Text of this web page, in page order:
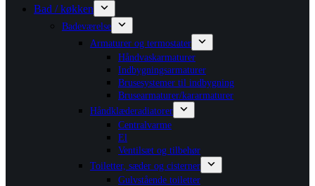
Bad / køkken
Badeværelse
Armaturer og termostater
Håndvaskarmaturer
Indbygningsarmaturer
Brusesystemer til indbygning
Brusearmaturer/kararmaturer
Håndklæderadiatorer
Centralvarme
El
Ventilsæt og tilbehør
Toiletter, sæder og cisterner
Gulvstående toiletter